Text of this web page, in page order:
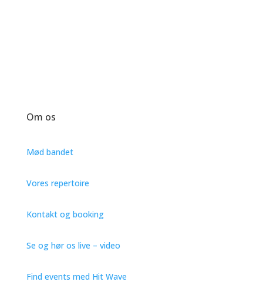
Om os
Mød bandet
Vores repertoire
Kontakt og booking
Se og hør os live – video
Find events med Hit Wave